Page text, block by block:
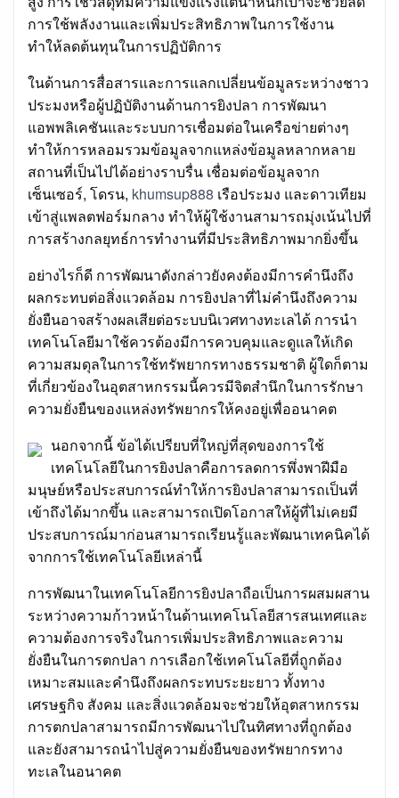
การใช้พลังงานและเพิ่มประสิทธิภาพในการใช้งาน
ทำให้ลดต้นทุนในการปฏิบัติการ
ในด้านการสื่อสารและการแลกเปลี่ยนข้อมูลระหว่างชาว
ประมงหรือผู้ปฏิบัติงานด้านการยิงปลา การพัฒนา
แอพพลิเคชันและระบบการเชื่อมต่อในเครือข่ายต่างๆ
ทำให้การหลอมรวมข้อมูลจากแหล่งข้อมูลหลากหลาย
สถานที่เป็นไปได้อย่างราบรื่น เชื่อมต่อข้อมูลจาก
เซ็นเซอร์, โดรน, khumsup888 เรือประมง และดาวเทียม
เข้าสู่แพลตฟอร์มกลาง ทำให้ผู้ใช้งานสามารถมุ่งเน้นไปที่
การสร้างกลยุทธ์การทำงานที่มีประสิทธิภาพมากยิ่งขึ้น
อย่างไรก็ดี การพัฒนาดังกล่าวยังคงต้องมีการคำนึงถึง
ผลกระทบต่อสิ่งแวดล้อม การยิงปลาที่ไม่คำนึงถึงความ
ยั่งยืนอาจสร้างผลเสียต่อระบบนิเวศทางทะเลได้ การนำ
เทคโนโลยีมาใช้ควรต้องมีการควบคุมและดูแลให้เกิด
ความสมดุลในการใช้ทรัพยากรทางธรรมชาติ ผู้ใดก็ตาม
ที่เกี่ยวข้องในอุตสาหกรรมนี้ควรมีจิตสำนึกในการรักษา
ความยั่งยืนของแหล่งทรัพยากรให้คงอยู่เพื่ออนาคต
นอกจากนี้ ข้อได้เปรียบที่ใหญ่ที่สุดของการใช้
เทคโนโลยีในการยิงปลาคือการลดการพึ่งพาฝีมือ
มนุษย์หรือประสบการณ์ทำให้การยิงปลาสามารถเป็นที่
เข้าถึงได้มากขึ้น และสามารถเปิดโอกาสให้ผู้ที่ไม่เคยมี
ประสบการณ์มาก่อนสามารถเรียนรู้และพัฒนาเทคนิคได้
จากการใช้เทคโนโลยีเหล่านี้
การพัฒนาในเทคโนโลยีการยิงปลาถือเป็นการผสมผสาน
ระหว่างความก้าวหน้าในด้านเทคโนโลยีสารสนเทศและ
ความต้องการจริงในการเพิ่มประสิทธิภาพและความ
ยั่งยืนในการตกปลา การเลือกใช้เทคโนโลยีที่ถูกต้อง
เหมาะสมและคำนึงถึงผลกระทบระยะยาว ทั้งทาง
เศรษฐกิจ สังคม และสิ่งแวดล้อมจะช่วยให้อุตสาหกรรม
การตกปลาสามารถมีการพัฒนาไปในทิศทางที่ถูกต้อง
และยังสามารถนำไปสู่ความยั่งยืนของทรัพยากรทาง
ทะเลในอนาคต